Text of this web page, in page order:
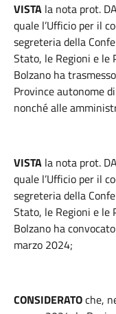
VISTA la nota prot.
quale l’Ufficio per il
segreteria della
Stato, le Regioni e le
Bolzano ha
Province autonome di
nonché alle
VISTA la nota prot.
quale l’Ufficio per il
segreteria della
Stato, le Regioni e le
Bolzano ha
marzo 2024;
CONSIDERATOche,